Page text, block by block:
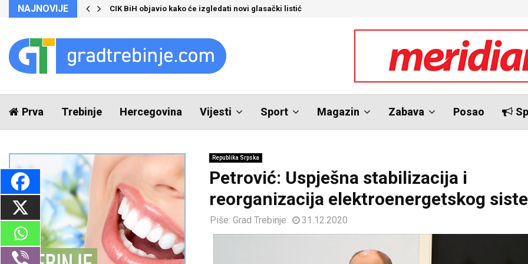
NAJNOVIJE CIK BiH objavio kako će izgledati novi glasački listić
Prva Trebinje Hercegovina Vijesti Sport Magazin Zabava Posao
Republika Srpska
Petrović: Uspješna stabilizacija i
reorganizacija elektroenergetskog
Piše: Grad Trebinje 31.12.2020